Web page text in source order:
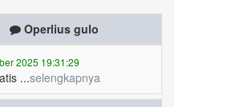
2025 19:31:29
...selengkapnya
Nuripah